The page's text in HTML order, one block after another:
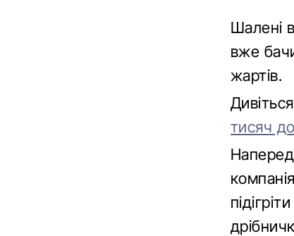
Шалені
вже
жартів.
тисяч